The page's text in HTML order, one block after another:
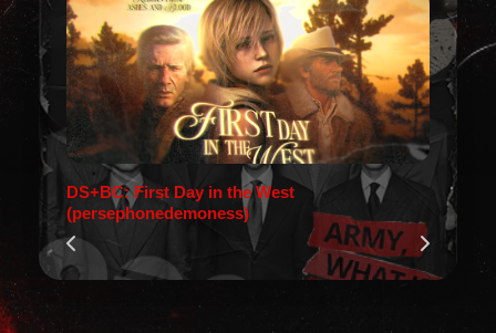
DS+BC: First Day in the West
(persephonedemoness)